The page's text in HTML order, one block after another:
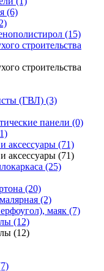
(6)
(15)
строительства
строительства
(ГВЛ) (3)
панели (0)
аксессуары (71)
аксессуары (71)
(25)
(20)
(2)
маяк (7)
(12)
(12)